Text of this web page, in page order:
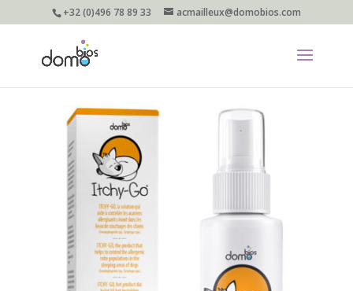
+32 (0)496 78 89 33 acmailleux@domobios.com